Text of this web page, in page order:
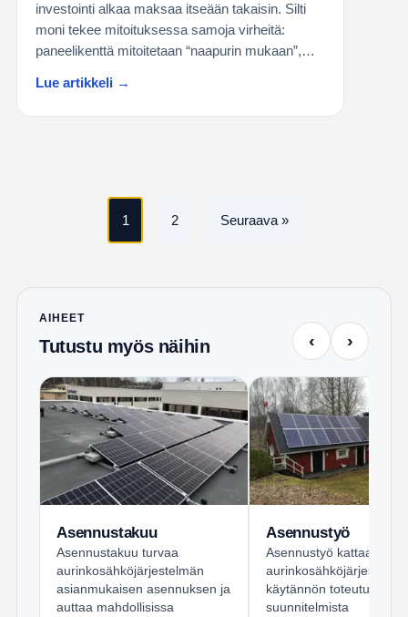
investointi alkaa maksaa itseään takaisin. Silti
moni tekee mitoituksessa samoja virheitä:
paneelikenttä mitoitetaan “naapurin mukaan”,…
Lue artikkeli →
sivutus
1 2 Seuraava »
AIHEET
Tutustu myös näihin ‹ ›
Asennustakuu
Asennustakuu turvaa
aurinkosähköjärjestelmän
asianmukaisen asennuksen ja
auttaa mahdollisissa
Asennustyö
Asennustyö kattaa
käytännön toteutuksen
suunnitelmista